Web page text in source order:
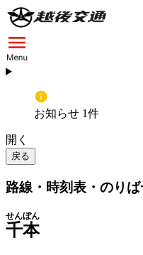
お知らせ 1件
開く
戻る
路線・時刻表・のり
千本
せんぼん